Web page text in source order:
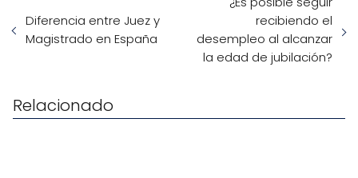
Diferencia entre Juez y
Magistrado en España
recibiendo el
desempleo al alcanzar
la edad de jubilación?
Relacionado